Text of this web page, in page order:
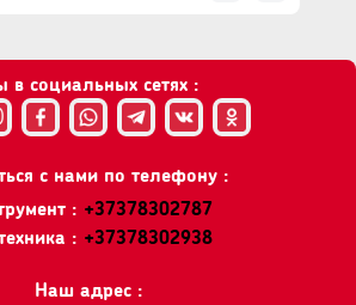
в социальных сетях :
с нами по телефону :
: +37378302787
: +37378302938
Наш адрес :